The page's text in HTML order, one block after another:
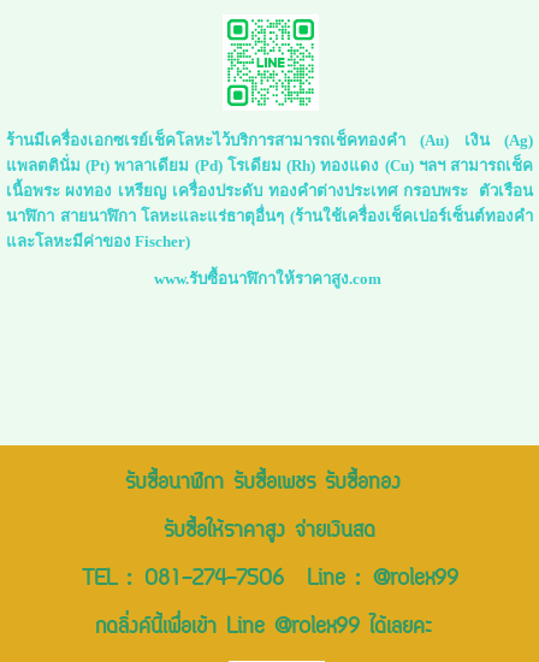
ร้านมีเครื่องเอกซเรย์เช็คโลหะไว้บริการสามารถเช็คทองคำ (Au) เงิน (Ag)
แพลตตินั่ม (Pt) พาลาเดียม (Pd) โรเดียม (Rh) ทองแดง (Cu) ฯลฯ สามารถเช็ค
เนื้อพระ ผงทอง เหรียญ เครื่องประดับ ทองคำต่างประเทศ กรอบพระ ตัวเรือน
นาฬิกา สายนาฬิกา โลหะและแร่ธาตุอื่นๆ (ร้านใช้เครื่องเช็คเปอร์เซ็นต์ทองคำ
และโลหะมีค่าของ Fischer)
www.รับซื้อนาฬิกาให้ราคาสูง.com
รับซื้อนาฬิกา รับซื้อเพชร รับซื้อทอง
รับซื้อให้ราคาสูง จ่ายเงินสด
TEL : 081-274-7506Line : @rolex99
กดลิ่งค์นี้เพื่อเข้า Line @rolex99 ได้เลยคะ